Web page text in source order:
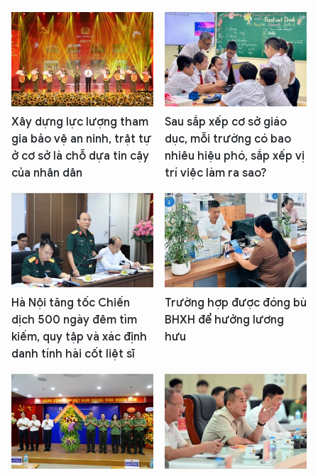
Xây dựng lực lượng tham
gia bảo vệ an ninh, trật tự
ở cơ sở là chỗ dựa tin cậy
của nhân dân
Sau sắp xếp cơ sở giáo
dục, mỗi trường có bao
nhiêu hiệu phó, sắp xếp vị
trí việc làm ra sao?
Hà Nội tăng tốc Chiến
dịch 500 ngày đêm tìm
kiếm, quy tập và xác định
danh tính hài cốt liệt sĩ
Trường hợp được đóng bù
BHXH để hưởng lương
hưu